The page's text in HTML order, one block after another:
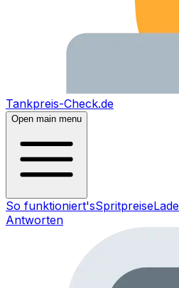
Tankpreis-Check.de
Open main menu
So funktioniert'sSpritpreise
Antworten